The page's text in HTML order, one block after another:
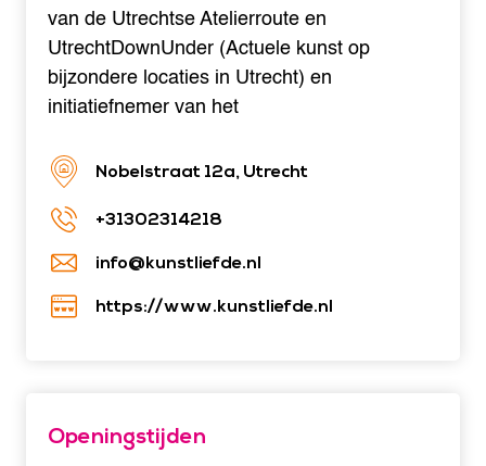
van de Utrechtse Atelierroute en
UtrechtDownUnder (Actuele kunst op
bijzondere locaties in Utrecht) en
initiatiefnemer van het
Nobelstraat 12a, Utrecht
+31302314218
info@kunstliefde.nl
https://www.kunstliefde.nl
Openingstijden